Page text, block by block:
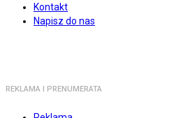
Kontakt
Napisz do nas
REKLAMA I PRENUMERATA